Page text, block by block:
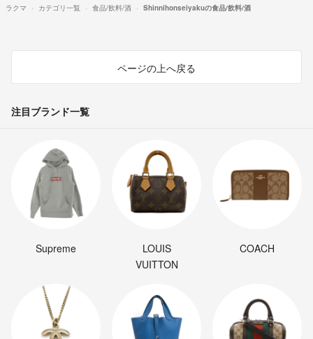
ラクマ
カテゴリ一覧 食品/飲料/酒 Shinnihonseiyakuの食品/飲料/酒
ページの上へ戻る
注目ブランド一覧
Supreme
LOUIS
VUITTON
COACH